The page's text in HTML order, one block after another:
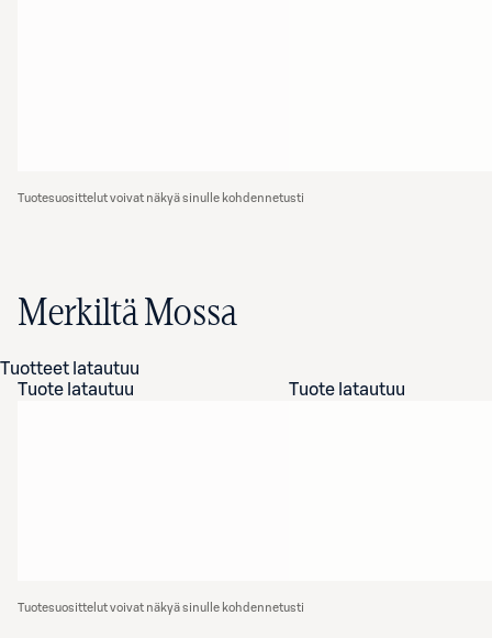
Tuotesuosittelut voivat näkyä sinulle kohdennetusti
Merkiltä Mossa
Tuotteet latautuu
Tuote latautuu
Tuote latautuu
Tuotesuosittelut voivat näkyä sinulle kohdennetusti